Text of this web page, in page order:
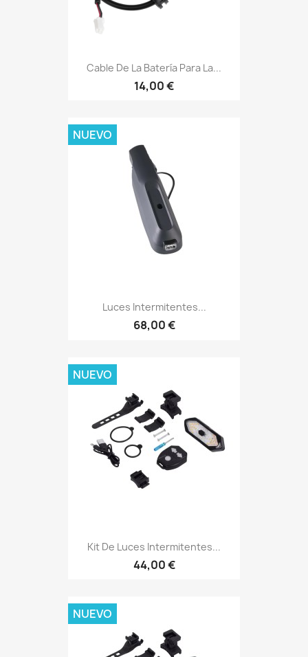
Cable De La Batería Para La...
14,00 €
Luces Intermitentes...
68,00 €
NUEVO
Kit De Luces Intermitentes...
44,00 €
NUEVO
NUEVO